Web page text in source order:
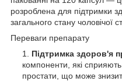
розроблена для підтримки
загального стану чоловічої
Переваги препарату
Підтримка здоров'я
компоненти, які сприяють
простати, що може